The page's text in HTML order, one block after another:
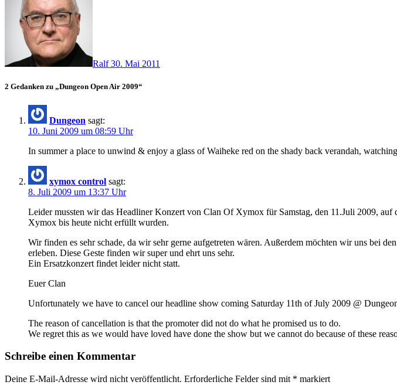
Ralf30. Mai 2011
2 Gedanken zu „Dungeon Open Air 2009“
Dungeon sagt:
10. Juni 2009 um 08:59 Uhr
In summer a place to unwind & enjoy a glass of Waiheke red on the shady back verandah,
xymox control sagt:
8. Juli 2009 um 13:37 Uhr
Leider mussten wir das Headliner Konzert von Clan Of Xymox für Samstag, den 11.Juli 2009,
Xymox bis heute nicht erfüllt wurden.
Wir finden es sehr schade, da wir sehr gerne aufgetreten wären. Außerdem möchten wir uns bei
erleben. Diese Geste finden wir super und ehrt uns sehr.
Ein Ersatzkonzert findet leider nicht statt.
Euer Clan
Unfortunately we have to cancel our headline show coming Saturday 11th of July 2009 @
The reason of cancellation is that the promoter did not do what he promised us to do.
We regret this as we would have loved have done the show but we cannot do because of these
Schreibe einen Kommentar
Deine E-Mail-Adresse wird nicht veröffentlicht. Erforderliche Felder sind mit * markiert